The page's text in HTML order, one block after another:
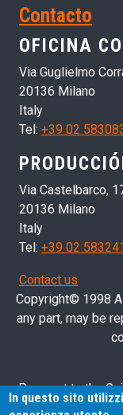
Contacto
OFICINA
Via Guglielmo
20136 Milano
Italy
Tel: +39 02
Via Castelbarco,
20136 Milano
Italy
Tel: +39 02
Contact us
Copyright© 1998
any part, may be
Pursuant to the
28/03/2013 related
In questo sito